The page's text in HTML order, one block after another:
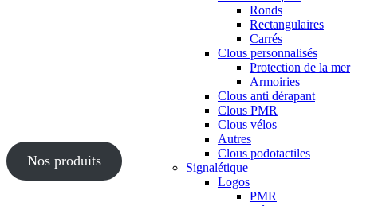
Nos produits
Ronds
Rectangulaires
Carrés
Clous personnalisés
Protection de la mer
Armoiries
Clous anti dérapant
Clous PMR
Clous vélos
Autres
Clous podotactiles
Signalétique
Logos
PMR